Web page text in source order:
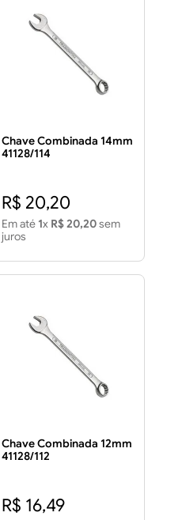
Chave Combinada 14mm
41128/114
R$ 20,20
Em até 1x R$ 20,20sem
juros
Chave Combinada 12mm
41128/112
R$ 16,49